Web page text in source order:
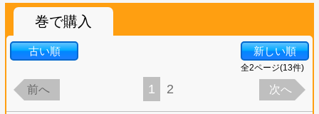
巻で購入
古い順 新しい順
全2ページ(13件)
前へ 1 2 次へ